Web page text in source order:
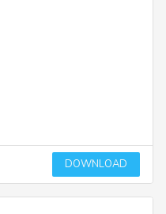
DOWNLOAD